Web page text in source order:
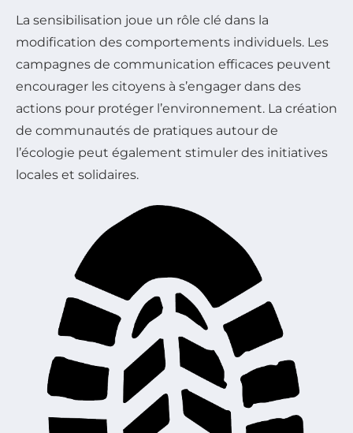
La sensibilisation joue un rôle clé dans la
modification des comportements individuels. Les
campagnes de communication efficaces peuvent
encourager les citoyens à s’engager dans des
actions pour protéger l’environnement. La création
de communautés de pratiques autour de
l’écologie peut également stimuler des initiatives
locales et solidaires.